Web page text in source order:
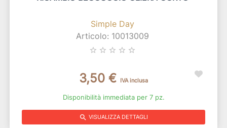
Simple Day
Articolo: 10013009
star_border star_border star_border star_border star_border
3,50 € IVA inclusa
Disponibilità immediata per 7 pz.
search VISUALIZZA DETTAGLI